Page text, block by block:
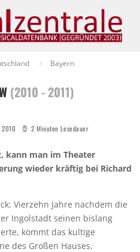
Bayern
(2010 - 2011)
2010 2 Minuten Lesedauer
kann man im Theater
wieder kräftig bei Richard
Vierzehn Jahre nachdem die
Ingolstadt seinen bislang
kommt das kultige
des Großen Hauses.